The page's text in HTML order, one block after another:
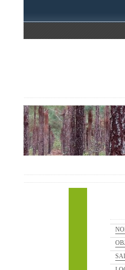
NOMBRE
SALIDA O